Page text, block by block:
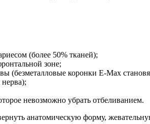
(более 50% тканей);
зоне;
(безметалловые коронки E-Max
нерва);
невозможно убрать отбеливанием.
анатомическую форму,